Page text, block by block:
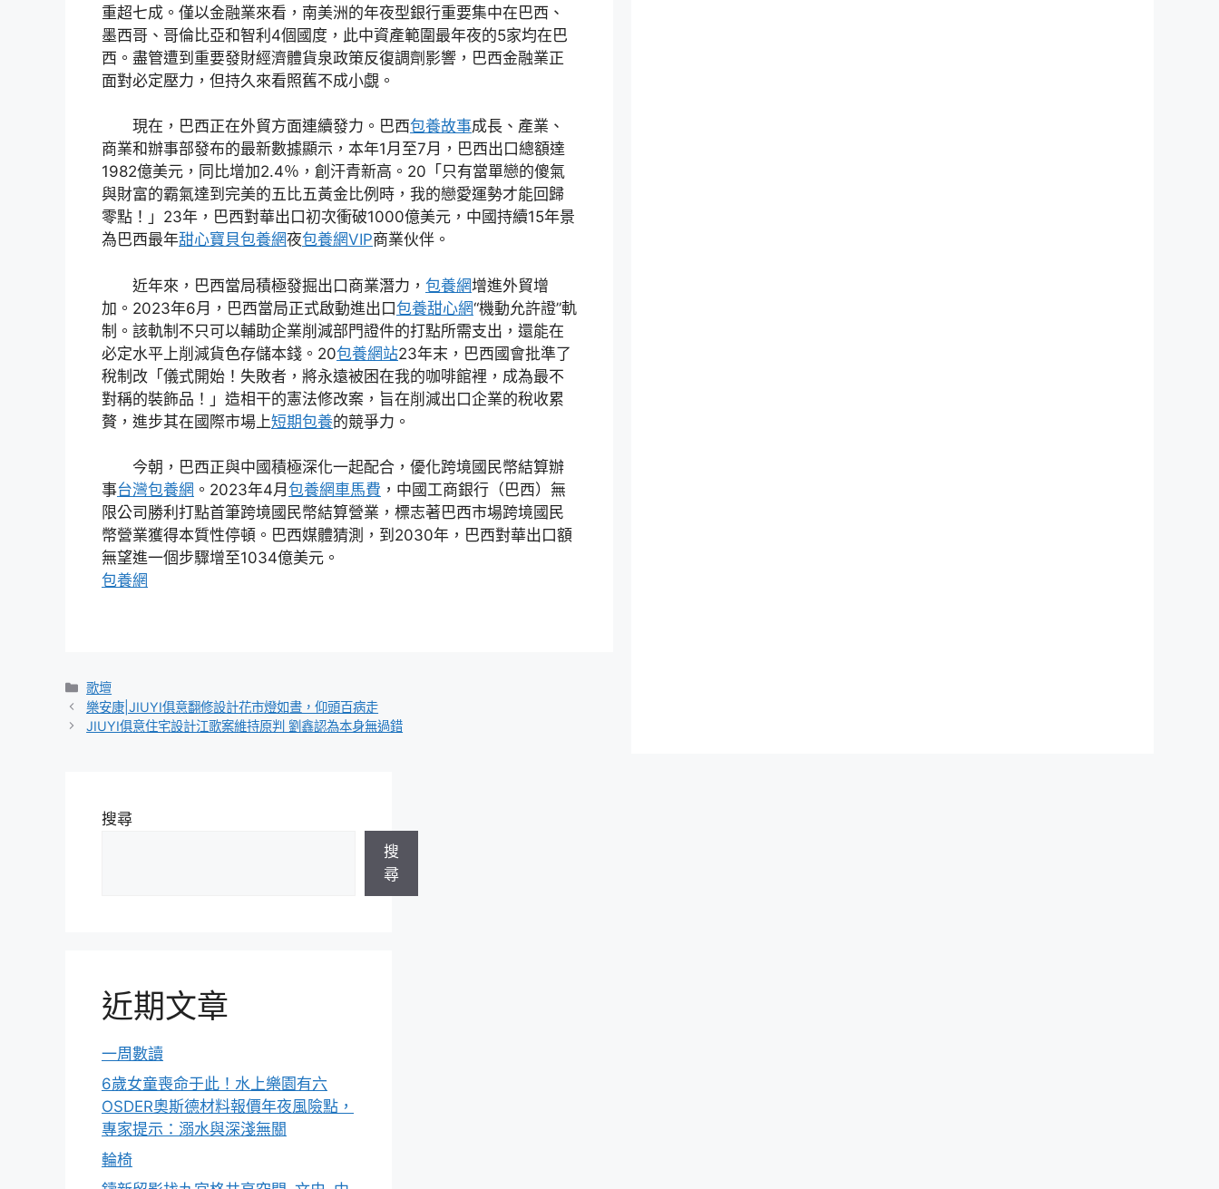
重超七成。僅以金融業來看，南美洲的年夜型銀行重要集中在巴西、
墨西哥、哥倫比亞和智利4個國度，此中資產範圍最年夜的5家均在巴
西。盡管遭到重要發財經濟體貨泉政策反復調劑影響，巴西金融業正
面對必定壓力，但持久來看照舊不成小覷。
現在，巴西正在外貿方面連續發力。巴西包養故事成長、產業、
商業和辦事部發布的最新數據顯示，本年1月至7月，巴西出口總額達
1982億美元，同比增加2.4％，創汗青新高。20「只有當單戀的傻氣
與財富的霸氣達到完美的五比五黃金比例時，我的戀愛運勢才能回歸
零點！」23年，巴西對華出口初次衝破1000億美元，中國持續15年景
為巴西最年甜心寶貝包養網夜包養網VIP商業伙伴。
近年來，巴西當局積極發掘出口商業潛力， 包養網增進外貿增
加。2023年6月，巴西當局正式啟動進出口包養甜心網“機動允許證”軌
制。該軌制不只可以輔助企業削減部門證件的打點所需支出，還能在
必定水平上削減貨色存儲本錢。20包養網站23年末，巴西國會批準了
稅制改「儀式開始！失敗者，將永遠被困在我的咖啡館裡，成為最不
對稱的裝飾品！」造相干的憲法修改案，旨在削減出口企業的稅收累
贅，進步其在國際市場上短期包養的競爭力。
今朝，巴西正與中國積極深化一起配合，優化跨境國民幣結算辦
事台灣包養網 。2023年4月 包養網車馬費 ，中國工商銀行（巴西）無
限公司勝利打點首筆跨境國民幣結算營業，標志著巴西市場跨境國民
幣營業獲得本質性停頓。巴西媒體猜測，到2030年，巴西對華出口額
無望進一個步驟增至1034億美元。
包養網
分
類
歌壇
樂安康|JIUYI俱意翻修設計花市燈如晝，仰頭百病走
JIUYI俱意住宅設計江歌案維持原判 劉鑫認為本身無過錯
搜尋
搜
尋
近期文章
一周數讀
6歲女童喪命于此！水上樂園有六
OSDER奧斯德材料報價年夜風險點，
專家提示：溺水與深淺無關
輪椅